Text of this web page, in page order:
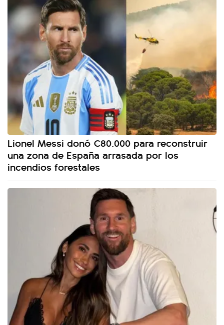
Lionel Messi donó €80.000 para reconstruir
una zona de España arrasada por los
incendios forestales